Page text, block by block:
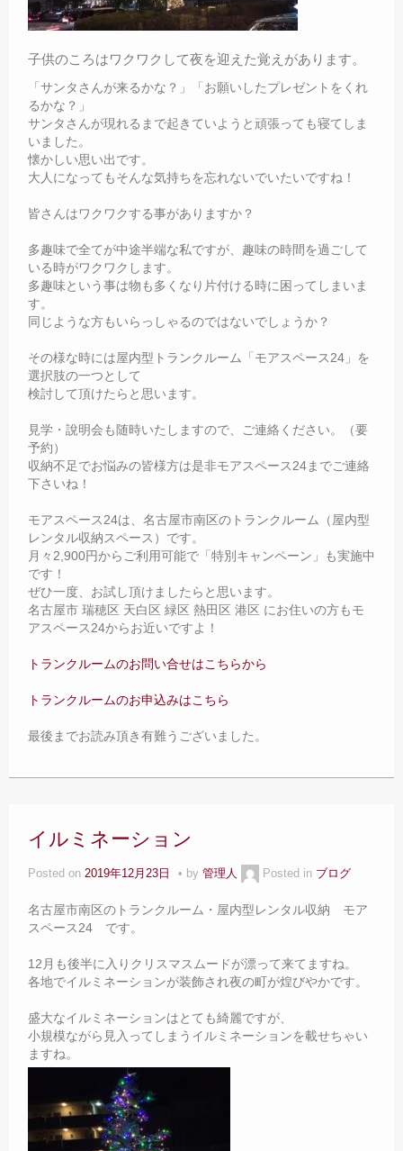
子供のころはワクワクして夜を迎えた覚えがあります。
「サンタさんが来るかな？」「お願いしたプレゼントをくれ
るかな？」
サンタさんが現れるまで起きていようと頑張っても寝てしま
いました。
懐かしい思い出です。
大人になってもそんな気持ちを忘れないでいたいですね！
皆さんはワクワクする事がありますか？
多趣味で全てが中途半端な私ですが、趣味の時間を過ごして
いる時がワクワクします。
多趣味という事は物も多くなり片付ける時に困ってしまいま
す。
同じような方もいらっしゃるのではないでしょうか？
その様な時には屋内型トランクルーム「モアスペース24」を
選択肢の一つとして
検討して頂けたらと思います。
見学・說明会も随時いたしますので、ご連絡ください。（要
予約）
収納不足でお悩みの皆様方は是非モアスペース24までご連絡
下さいね！
モアスペース24は、名古屋市南区のトランクルーム（屋内型
レンタル収納スペース）です。
月々2,900円からご利用可能で「特別キャンペーン」も実施中
です！
ぜひ一度、お試し頂けましたらと思います。
名古屋市 瑞穂区 天白区 緑区 熱田区 港区 にお住いの方もモ
アスペース24からお近いですよ！
トランクルームのお問い合せはこちらから
トランクルームのお申込みはこちら
最後までお読み頂き有難うございました。
イルミネーション
Posted on 2019年12月23日 by 管理人 Posted in ブログ
名古屋市南区のトランクルーム・屋内型レンタル収納 モア
スペース24 です。
12月も後半に入りクリスマスムードが漂って来てますね。
各地でイルミネーションが装飾され夜の町が煌びやかです。
盛大なイルミネーションはとても綺麗ですが、
小規模ながら見入ってしまうイルミネーションを載せちゃい
ますね。